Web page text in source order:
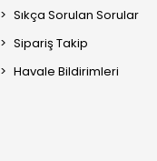
Sıkça Sorulan Sorular
Sipariş Takip
Havale Bildirimleri